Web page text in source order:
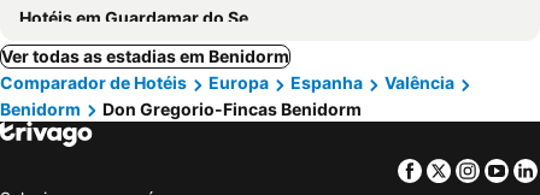
Hotéis em Guardamar do Segura
Ver todas as estadias em Benidorm
Comparador de Hotéis
Europa Espanha
Valência
Benidorm
Don Gregorio-Fincas Benidorm
Facebook
Twitter